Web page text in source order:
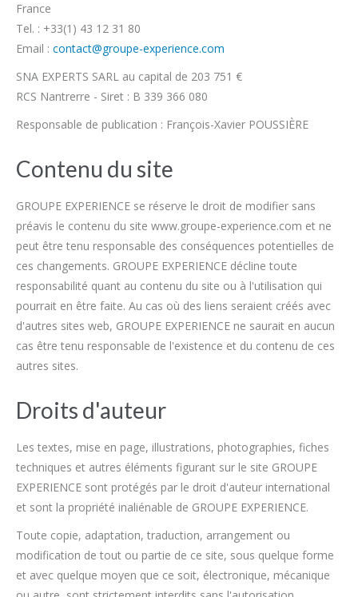
France
Tel. : +33(1) 43 12 31 80
Email : contact@groupe-experience.com
SNA EXPERTS SARL au capital de 203 751 €
RCS Nantrerre - Siret : B 339 366 080
Responsable de publication : François-Xavier POUSSIÈRE
Contenu du site
GROUPE EXPERIENCE se réserve le droit de modifier sans
préavis le contenu du site www.groupe-experience.com et ne
peut être tenu responsable des conséquences potentielles de
ces changements. GROUPE EXPERIENCE décline toute
responsabilité quant au contenu du site ou à l'utilisation qui
pourrait en être faite. Au cas où des liens seraient créés avec
d'autres sites web, GROUPE EXPERIENCE ne saurait en aucun
cas être tenu responsable de l'existence et du contenu de ces
autres sites.
Droits d'auteur
Les textes, mise en page, illustrations, photographies, fiches
techniques et autres éléments figurant sur le site GROUPE
EXPERIENCE sont protégés par le droit d'auteur international
et sont la propriété inaliénable de GROUPE EXPERIENCE.
Toute copie, adaptation, traduction, arrangement ou
modification de tout ou partie de ce site, sous quelque forme
et avec quelque moyen que ce soit, électronique, mécanique